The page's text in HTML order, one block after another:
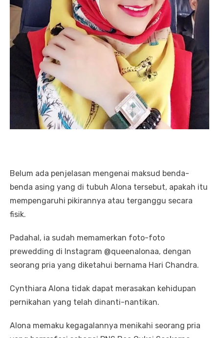
Belum ada penjelasan mengenai maksud benda-
benda asing yang di tubuh Alona tersebut, apakah itu
mempengaruhi pikirannya atau terganggu secara
fisik.
Padahal, ia sudah memamerkan foto-foto
prewedding di Instagram @queenalonaa, dengan
seorang pria yang diketahui bernama Hari Chandra.
Cynthiara Alona tidak dapat merasakan kehidupan
pernikahan yang telah dinanti-nantikan.
Alona memaku kegagalannya menikahi seorang pria